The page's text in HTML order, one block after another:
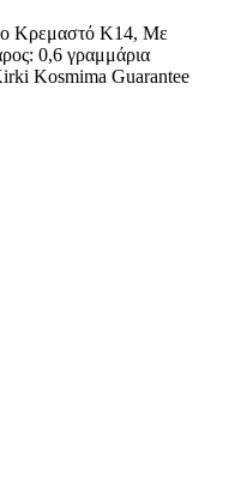
Κρεμαστό K14, Με
0,6 γραμμάρια
Kosmima Guarantee